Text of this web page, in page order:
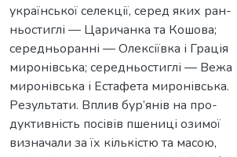
української селекції, серед яких ран-
ньостиглі — Царичанка та Кошова;
середньоранні — Олексіївка і Грація
миронівська; середньостиглі — Вежа
миронівська і Естафета миронівська.
Результати. Вплив бур’янів на про-
дуктивність посівів пшениці озимої
визначали за їх кількістю та масою,